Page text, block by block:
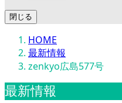
閉じる
HOME
最新情報
zenkyo広島577号
最新情報